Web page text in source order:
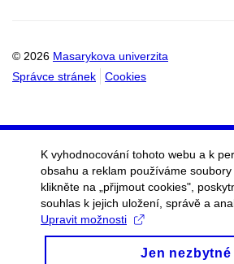
© 2026 Masarykova univerzita
Správce stránek
Cookies
K vyhodnocování tohoto webu a k
obsahu a reklam používáme
klikněte na „přijmout cookies",
souhlas k jejich uložení, správě a
Upravit možnosti
Jen nezbytné